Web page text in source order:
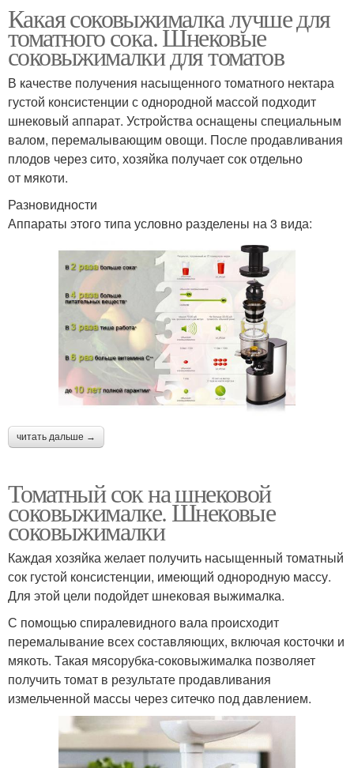
Какая соковыжималка лучше для
томатного сока. Шнековые
соковыжималки для томатов
В качестве получения насыщенного томатного нектара
густой консистенции с однородной массой подходит
шнековый аппарат. Устройства оснащены специальным
валом, перемалывающим овощи. После продавливания
плодов через сито, хозяйка получает сок отдельно
от мякоти.
Разновидности
Аппараты этого типа условно разделены на 3 вида:
читать дальше →
Томатный сок на шнековой
соковыжималке. Шнековые
соковыжималки
Каждая хозяйка желает получить насыщенный томатный
сок густой консистенции, имеющий однородную массу.
Для этой цели подойдет шнековая выжималка.
С помощью спиралевидного вала происходит
перемалывание всех составляющих, включая косточки и
мякоть. Такая мясорубка-соковыжималка позволяет
получить томат в результате продавливания
измельченной массы через ситечко под давлением.